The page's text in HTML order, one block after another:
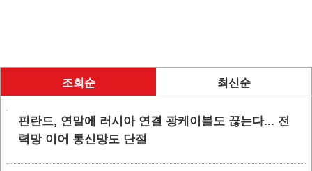
조회순 최신순
핀란드, 연말에 러시아 연결 광케이블도 끊는다... 전
력망 이어 통신망도 단절